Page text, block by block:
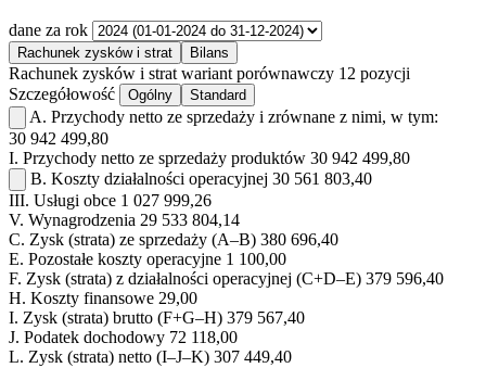
dane za rok
Rachunek zysków i strat Bilans
Rachunek zysków i strat wariant porównawczy 12 pozycji
Szczegółowość
Ogólny Standard
A. Przychody netto ze sprzedaży i zrównane z nimi, w tym:
30 942 499,80
I. Przychody netto ze sprzedaży produktów 30 942 499,80
B. Koszty działalności operacyjnej 30 561 803,40
III. Usługi obce 1 027 999,26
V. Wynagrodzenia 29 533 804,14
C. Zysk (strata) ze sprzedaży (A–B) 380 696,40
E. Pozostałe koszty operacyjne 1 100,00
F. Zysk (strata) z działalności operacyjnej (C+D–E) 379 596,40
H. Koszty finansowe 29,00
I. Zysk (strata) brutto (F+G–H) 379 567,40
J. Podatek dochodowy 72 118,00
L. Zysk (strata) netto (I–J–K) 307 449,40